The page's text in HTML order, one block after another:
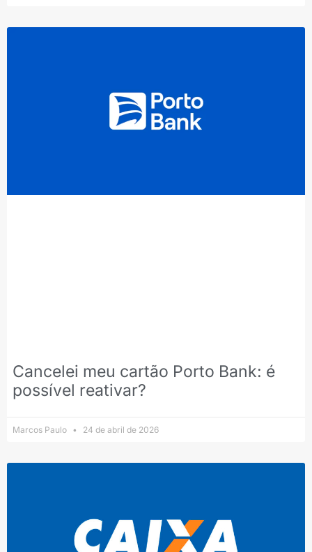
Cancelei meu cartão Porto Bank: é
possível reativar?
Marcos Paulo 24 de abril de 2026